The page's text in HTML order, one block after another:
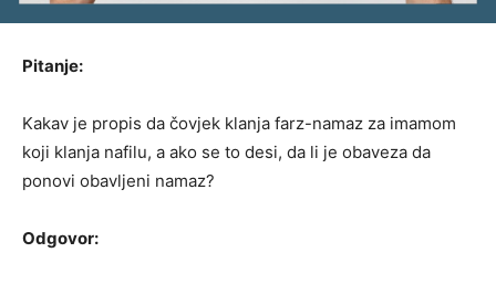
Pitanje:
Kakav je propis da čovjek klanja farz-namaz za imamom
koji klanja nafilu, a ako se to desi, da li je obaveza da
ponovi obavljeni namaz?
Odgovor: